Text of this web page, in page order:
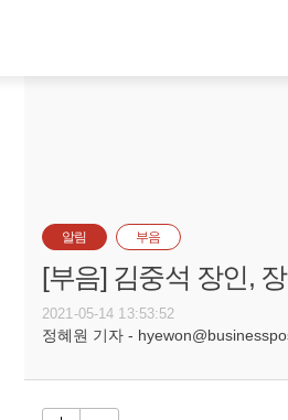
알림 부음
[부음] 김중석 장인,
2021-05-14 13:53:52
정혜원 기자 -